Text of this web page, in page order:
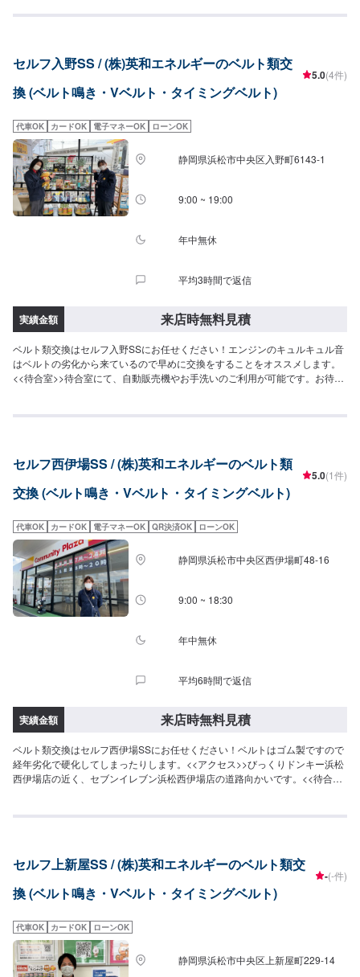
の横、住吉交差点近くでございます。
セルフ入野SS / (株)英和エネルギーのベルト類交
換 (ベルト鳴き・Vベルト・タイミングベルト)
5.0(4件)
代車OK カードOK 電子マネーOK ローンOK
静岡県浜松市中央区入野町6143-1
9:00 ~ 19:00
年中無休
平均3時間で返信
実績金額 来店時無料見積
ベルト類交換はセルフ入野SSにお任せください！エンジンのキュルキュル音
はベルトの劣化から来ているので早めに交換をすることをオススメします。
<<待合室>>待合室にて、自動販売機やお手洗いのご利用が可能です。お待ち
セルフ西伊場SS / (株)英和エネルギーのベルト類
交換 (ベルト鳴き・Vベルト・タイミングベルト)
5.0(1件)
代車OK カードOK 電子マネーOK QR決済OK ローンOK
静岡県浜松市中央区西伊場町48-16
9:00 ~ 18:30
年中無休
平均6時間で返信
実績金額 来店時無料見積
ベルト類交換はセルフ西伊場SSにお任せください！ベルトはゴム製ですので
経年劣化で硬化してしまったりします。<<アクセス>>びっくりドンキー浜松
西伊場店の近く、セブンイレブン浜松西伊場店の道路向かいです。<<待合室
セルフ上新屋SS / (株)英和エネルギーのベルト類交
換 (ベルト鳴き・Vベルト・タイミングベルト)
-(-件)
代車OK カードOK ローンOK
静岡県浜松市中央区上新屋町229-14